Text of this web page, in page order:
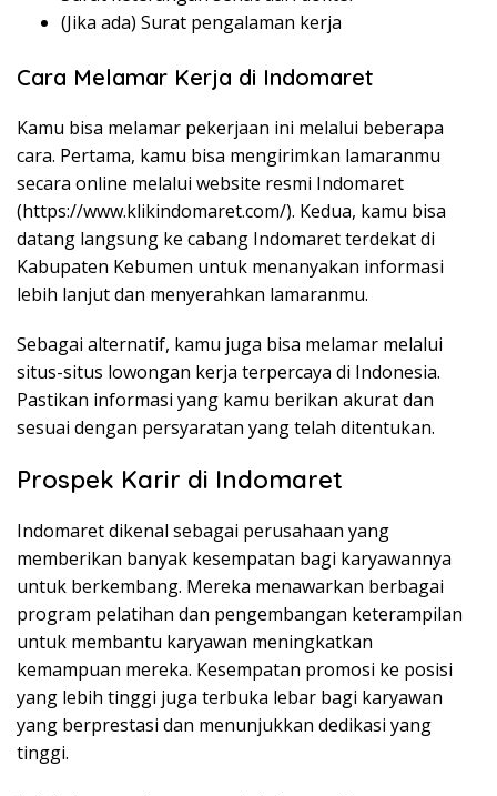
(Jika ada) Surat pengalaman kerja
Cara Melamar Kerja di Indomaret
Kamu bisa melamar pekerjaan ini melalui beberapa
cara. Pertama, kamu bisa mengirimkan lamaranmu
secara online melalui website resmi Indomaret
(https://www.klikindomaret.com/). Kedua, kamu bisa
datang langsung ke cabang Indomaret terdekat di
Kabupaten Kebumen untuk menanyakan informasi
lebih lanjut dan menyerahkan lamaranmu.
Sebagai alternatif, kamu juga bisa melamar melalui
situs-situs lowongan kerja terpercaya di Indonesia.
Pastikan informasi yang kamu berikan akurat dan
sesuai dengan persyaratan yang telah ditentukan.
Prospek Karir di Indomaret
Indomaret dikenal sebagai perusahaan yang
memberikan banyak kesempatan bagi karyawannya
untuk berkembang. Mereka menawarkan berbagai
program pelatihan dan pengembangan keterampilan
untuk membantu karyawan meningkatkan
kemampuan mereka. Kesempatan promosi ke posisi
yang lebih tinggi juga terbuka lebar bagi karyawan
yang berprestasi dan menunjukkan dedikasi yang
tinggi.